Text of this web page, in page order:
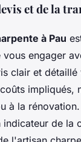
et de la
à Pau
vous engager
clair et détaillé
impliqués,
à la rénovation.
indicateur de la